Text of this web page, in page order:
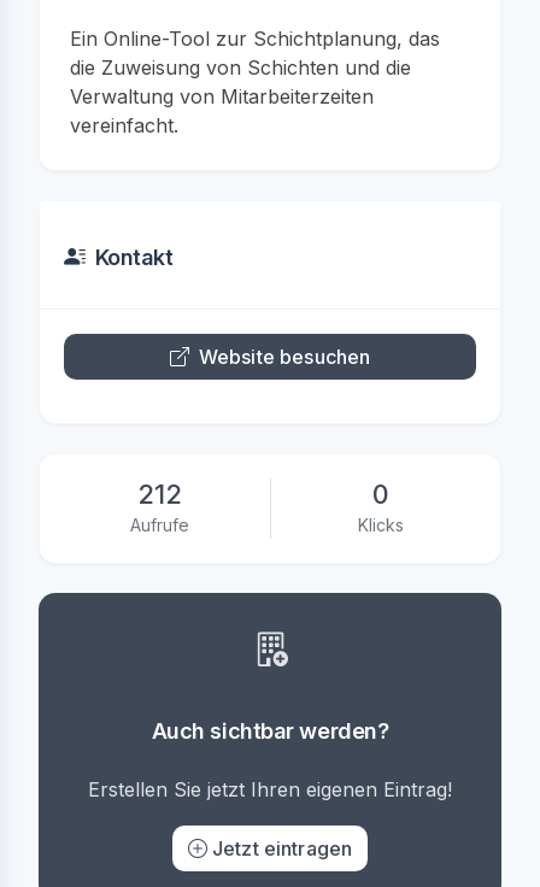
Ein Online-Tool zur Schichtplanung, das
die Zuweisung von Schichten und die
Verwaltung von Mitarbeiterzeiten
vereinfacht.
Kontakt
Website besuchen
212
Aufrufe
0
Klicks
Auch sichtbar werden?
Erstellen Sie jetzt Ihren eigenen Eintrag!
Jetzt eintragen